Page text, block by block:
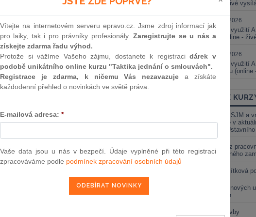
právního prostředí tak, aby majoritním
kontrolu nad ovládanými společnostmi.
lze zřejmě považovat stále častější zneužívání
green-mailing) a snahu majoritních vlastníků o co
v legislativní oblasti lze však předpokládat, že by se
jen zlepšit. Poslanecká sněmovna totiž letos 9. února
jejímž hlavním záměrem sice je lepší fungování
na základě poslaneckého pozměňovacího návrhu
"právo výkupu účastnických cenných papírů". Pod
out, který by měl umožnit akcionářům vlastnícím
získat zbývající akcie dosavadních minoritních
zákoníku kritice a vrátil ho letos 31. března
návrhy spočívajícími zejména ve vypuštění zmíněného
schválen Poslaneckou sněmovnou, a to hlasy 135
Ačkoliv byla kritika Senátu do určité míry oprávněná a k
výhrady, lze označit tuto legislativní snahu za cestu
(online - živé
25.08.2026
Praktické využití
smluv (online -
01.09.2026
Praktické využití
judikaturou
ONLINE
Vnosy ze SJM a
valorizace v
soudu a
Výpověď z
neomluveného
Nová „tlačítková
Změna cenových
energetice
Černé stavby
Vítejte na internetovém serveru epravo.cz. Jsme zdroj informací jak
pro laiky, tak i pro právníky profesionály.Zaregistrujte se u nás a
získejte zdarma řadu výhod.
Protože si vážíme Vašeho zájmu, dostanete k registracidárek v
podobě unikátního online kurzu "Taktika jednání o smlouvách".
Registrace je zdarma, k ničemu Vás nezavazuje a získáte
každodenní přehled o novinkách ve světě práva.
E-mailová adresa: *
Vaše data jsou u nás v bezpečí. Údaje vyplněné při této registraci
zpracováváme podle podmínek zpracování osobních údajů